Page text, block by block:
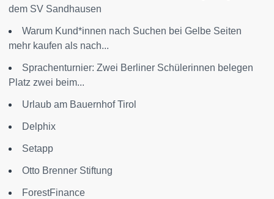
dem SV Sandhausen
Warum Kund*innen nach Suchen bei Gelbe Seiten
mehr kaufen als nach...
Sprachenturnier: Zwei Berliner Schülerinnen belegen
Platz zwei beim...
Urlaub am Bauernhof Tirol
Delphix
Setapp
Otto Brenner Stiftung
ForestFinance